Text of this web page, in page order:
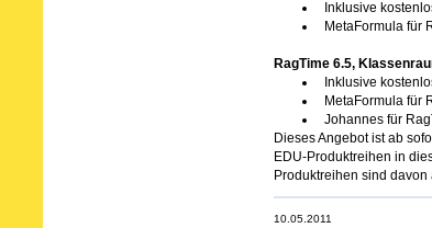
Inklusive
MetaFormula für
RagTime 6.5,
Inklusive
MetaFormula für
Johannes für
Dieses Angebot ist ab
EDU-Produktreihen in
Produktreihen sind
10.05.2011